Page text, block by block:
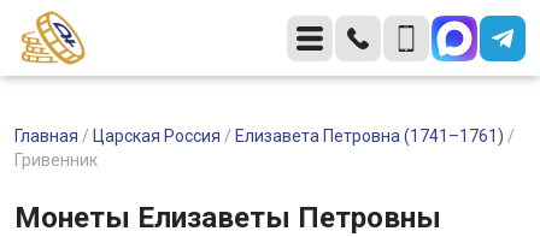
Главная / Царская Россия / Елизавета Петровна (1741–1761) /
Гривенник
Монеты Елизаветы Петровны